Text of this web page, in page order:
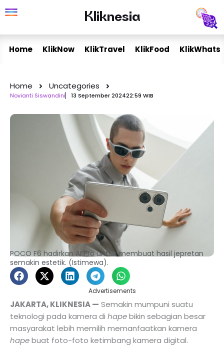
to
Kliknesia
Kliknesia
Home KlikNow KlikTravel KlikFood KlikWhats
Home Uncategories
Novianti Siswandini 13 September 202422:59 WIB
POCO F6 hadirkan AI Pro untuk membuat hasil jepretan
semakin estetik. (Istimewa).
Advertisements
JAKARTA, KLIKNESIA — Semakin mumpuni suatu
teknologi pada kamera di hapebikin sebagian besar
masyarakat lebih memilih memanfaatkan kamera
hapebuat foto-foto ketimbang kamera digital.